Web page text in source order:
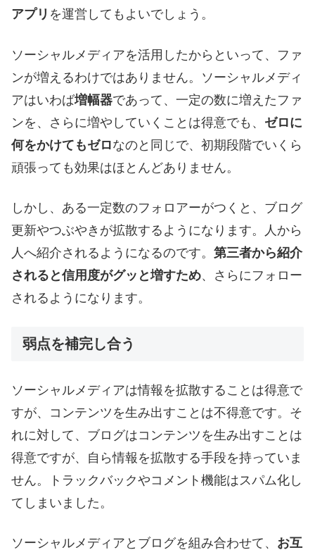
アプリ を運営してもよいでしょう。
ソーシャルメディアを活用したからといって、ファ
ンが増えるわけではありません。ソーシャルメディ
アはいわば増幅器であって、一定の数に増えたファ
ンを、さらに増やしていくことは得意でも、 ゼロに
何をかけてもゼロなのと同じで、初期段階でいくら
頑張っても効果はほとんどありません。
しかし、ある一定数のフォロアーがつくと、ブログ
更新やつぶやきが拡散するようになります。人から
人へ紹介されるようになるのです。 第三者から紹介
されると信用度がグッと増すため、さらにフォロー
されるようになります。
弱点を補完し合う
ソーシャルメディアは情報を拡散することは得意で
すが、コンテンツを生み出すことは不得意です。そ
れに対して、ブログはコンテンツを生み出すことは
得意ですが、自ら情報を拡散する手段を持っていま
せん。トラックバックやコメント機能はスパム化し
てしまいました。
ソーシャルメディアとブログを組み合わせて、 お互